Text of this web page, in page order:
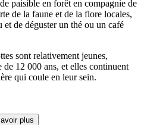
paisible en forêt en compagnie de
de la faune et de la flore locales,
et de déguster un thé ou un café
sont relativement jeunes,
de 12 000 ans, et elles continuent
qui coule en leur sein.
plus